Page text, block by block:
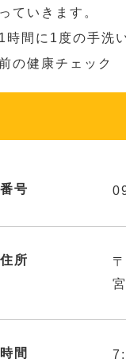
ていきます。
時間に1度の手洗
前の健康チェック
号
所
間